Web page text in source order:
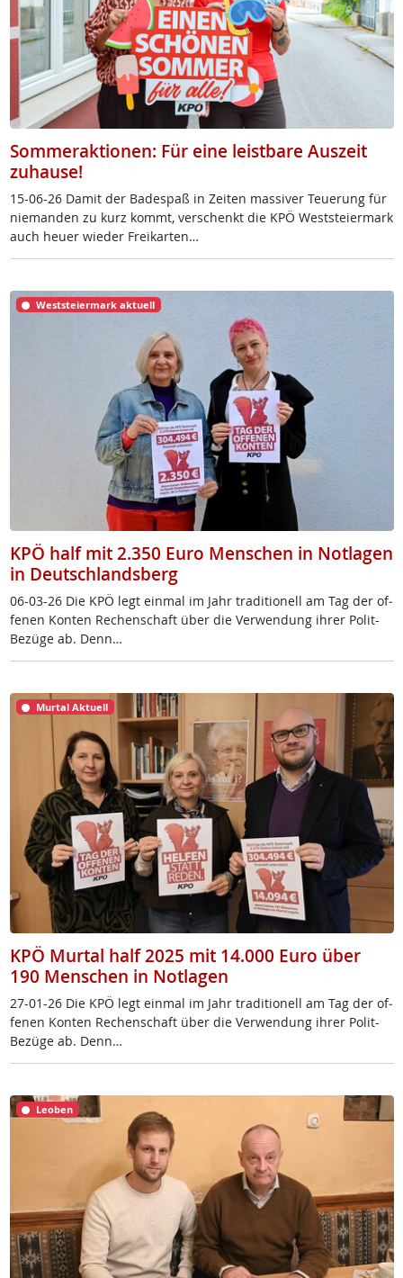
Sommeraktionen: Für eine leistbare Auszeit
zuhause!
15-06-26 Da­mit der Ba­de­spaß in Zei­ten mas­si­ver Teue­rung für
nie­man­den zu kurz kommt, ver­schenkt die KPÖ West­s­tei­er­mark
auch heu­er wie­der Frei­k­ar­ten…
Weststeiermark aktuell
KPÖ half mit 2.350 Euro Menschen in Notlagen
in Deutschlandsberg
06-03-26 Die KPÖ legt ein­mal im Jahr tra­di­tio­nell am Tag der of­
fe­nen Kon­ten Re­chen­schaft über die Ver­wen­dung ih­rer Po­lit-
Be­zü­ge ab. Denn…
Murtal Aktuell
KPÖ Murtal half 2025 mit 14.000 Euro über
190 Menschen in Notlagen
27-01-26 Die KPÖ legt ein­mal im Jahr tra­di­tio­nell am Tag der of­
fe­nen Kon­ten Re­chen­schaft über die Ver­wen­dung ih­rer Po­lit-
Be­zü­ge ab. Denn…
Leoben